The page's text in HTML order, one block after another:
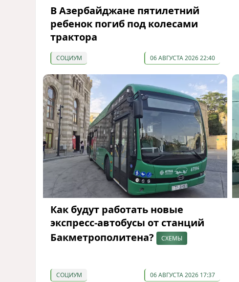
В Азербайджане пятилетний
ребенок погиб под колесами
трактора
СОЦИУМ 06 АВГУСТА 2026 22:40
Как будут работать новые
экспресс-автобусы от станций
Бакметрополитена?
СХЕМЫ
СОЦИУМ 06 АВГУСТА 2026 17:37